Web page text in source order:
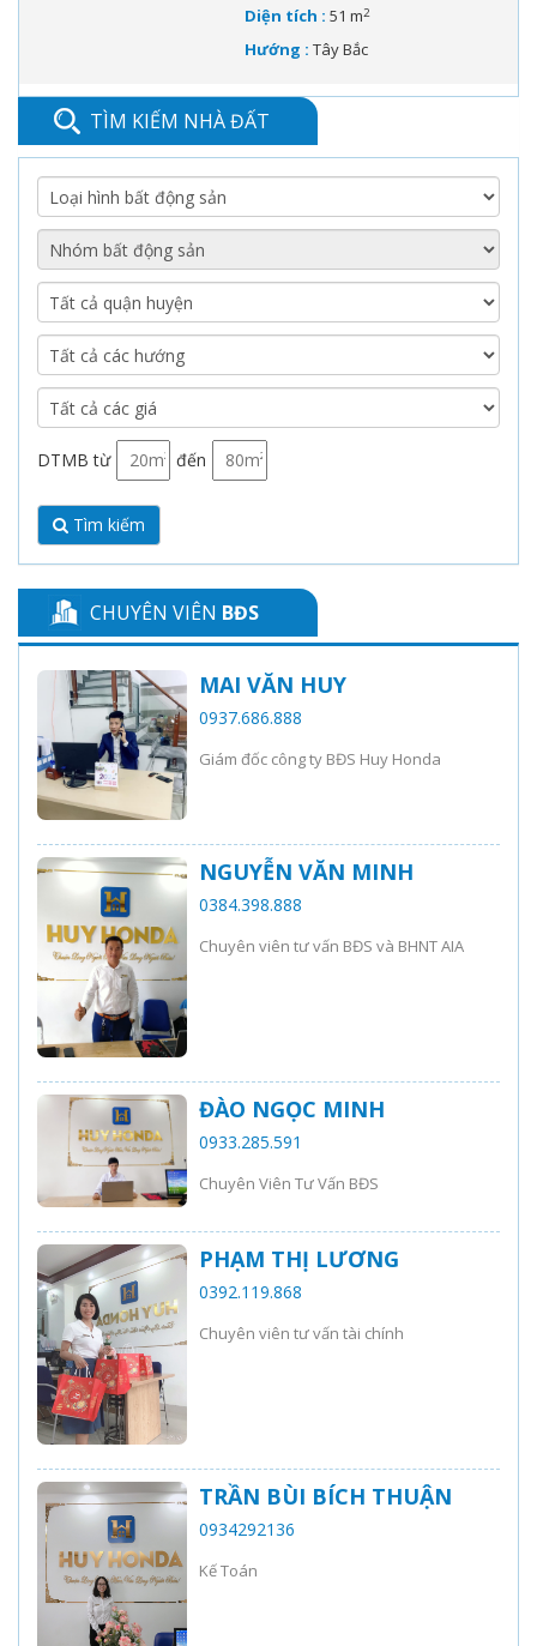
Diện tích : 51 m2
Hướng : Tây Bắc
TÌM KIẾM NHÀ ĐẤT
DTMB từ đến
Tìm kiếm
CHUYÊN VIÊN BĐS
MAI VĂN HUY
0937.686.888
Giám đốc công ty BĐS Huy Honda
NGUYỄN VĂN MINH
0384.398.888
Chuyên viên tư vấn BĐS và BHNT AIA
ĐÀO NGỌC MINH
0933.285.591
Chuyên Viên Tư Vấn BĐS
PHẠM THỊ LƯƠNG
0392.119.868
Chuyên viên tư vấn tài chính
TRẦN BÙI BÍCH THUẬN
0934292136
Kế Toán